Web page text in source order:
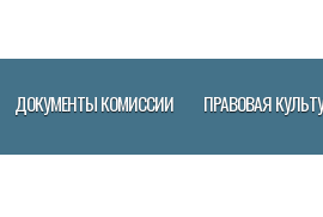
ДОКУМЕНТЫ КОМИССИИ ПРАВОВАЯ